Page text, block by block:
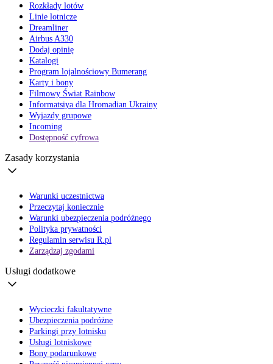
Rozkłady lotów
Linie lotnicze
Dreamliner
Airbus A330
Dodaj opinię
Katalogi
Program lojalnościowy Bumerang
Karty i bony
Filmowy Świat Rainbow
Informatsiya dla Hromadian Ukrainy
Wyjazdy grupowe
Incoming
Dostępność cyfrowa
Zasady korzystania
Warunki uczestnictwa
Przeczytaj koniecznie
Warunki ubezpieczenia podróżnego
Polityka prywatności
Regulamin serwisu R.pl
Zarządzaj zgodami
Usługi dodatkowe
Wycieczki fakultatywne
Ubezpieczenia podróżne
Parkingi przy lotnisku
Usługi lotniskowe
Bony podarunkowe